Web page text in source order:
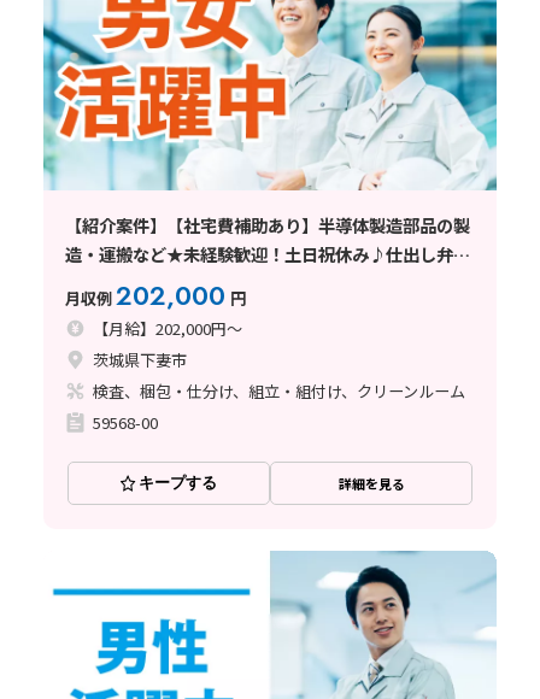
【紹介案件】【社宅費補助あり】半導体製造部品の製
造・運搬など★未経験歓迎！土日祝休み♪仕出し弁当
月収例202,000 円
【月給】202,000円～
茨城県下妻市
検査、梱包・仕分け、組立・組付け、クリーンルーム
59568-00
キープする 詳細を見る